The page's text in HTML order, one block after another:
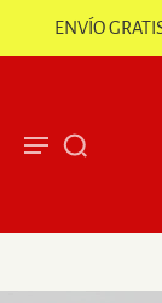
ENVÍO